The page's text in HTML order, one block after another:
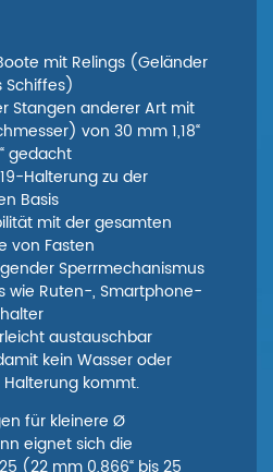
mit Relings (Geländer
Schiffes)
Stangen anderer Art mit
von 30 mm 1,18“
gedacht
Halterung zu der
Basis
mit der gesamten
von Fasten
Sperrmechanismus
wie Ruten-, Smartphone-
austauschbar
kein Wasser oder
Halterung kommt.
für kleinere Ø
eignet sich die
(22 mm 0,866“ bis 25